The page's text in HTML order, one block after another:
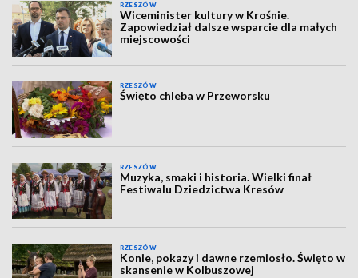
RZESZÓW
Wiceminister kultury w Krośnie.
Zapowiedział dalsze wsparcie dla małych
miejscowości
RZESZÓW
Święto chleba w Przeworsku
RZESZÓW
Muzyka, smaki i historia. Wielki finał
Festiwalu Dziedzictwa Kresów
RZESZÓW
Konie, pokazy i dawne rzemiosło. Święto w
skansenie w Kolbuszowej